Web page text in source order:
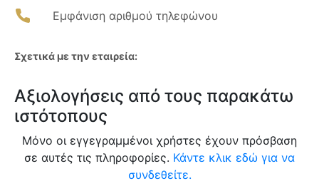
Εμφάνιση αριθμού τηλεφώνου
Σχετικά με την εταιρεία:
Αξιολογήσεις από τους παρακάτω
ιστότοπους
Μόνο οι εγγεγραμμένοι χρήστες έχουν πρόσβαση
σε αυτές τις πληροφορίες. Κάντε κλικ εδώ για να
συνδεθείτε.